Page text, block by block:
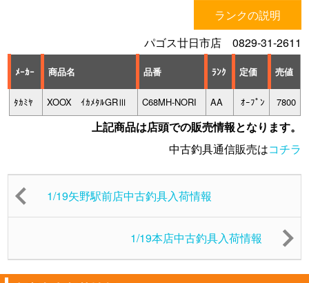
ランクの説明
パゴス廿日市店 0829-31-2611
ﾒｰｶｰ 商品名 品番 ﾗﾝｸ 定価 売値
ﾀｶﾐﾔ XOOX ｲｶﾒﾀﾙGRⅢ C68MH-NORI AA ｵｰﾌﾟﾝ 7800
上記商品は店頭での販売情報となります。
中古釣具通信販売はコチラ
1/19矢野駅前店中古釣具入荷情報
1/19本店中古釣具入荷情報